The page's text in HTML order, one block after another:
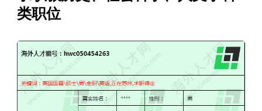
类职位